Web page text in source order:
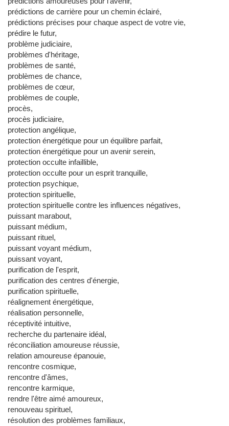
prédictions de carrière pour un chemin éclairé,
prédictions précises pour chaque aspect de votre vie,
prédire le futur,
problème judiciaire,
problèmes d'héritage,
problèmes de santé,
problèmes de chance,
problèmes de cœur,
problèmes de couple,
procès,
procès judiciaire,
protection angélique,
protection énergétique pour un équilibre parfait,
protection énergétique pour un avenir serein,
protection occulte infaillible,
protection occulte pour un esprit tranquille,
protection psychique,
protection spirituelle,
protection spirituelle contre les influences négatives,
puissant marabout,
puissant médium,
puissant rituel,
puissant voyant médium,
puissant voyant,
purification de l'esprit,
purification des centres d'énergie,
purification spirituelle,
réalignement énergétique,
réalisation personnelle,
réceptivité intuitive,
recherche du partenaire idéal,
réconciliation amoureuse réussie,
relation amoureuse épanouie,
rencontre cosmique,
rencontre d'âmes,
rencontre karmique,
rendre l'être aimé amoureux,
renouveau spirituel,
résolution des problèmes familiaux,